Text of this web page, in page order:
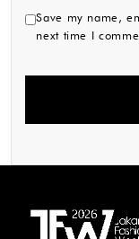
Save my name,
next time I